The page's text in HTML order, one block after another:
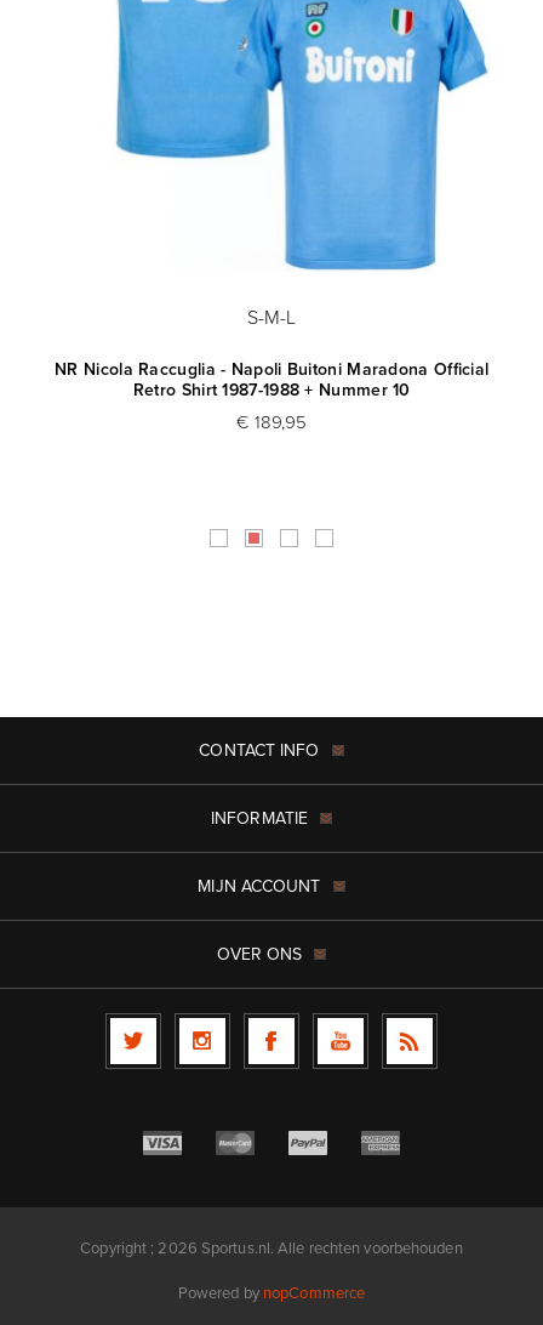
S-M-L
NR Nicola Raccuglia - Napoli Buitoni Maradona Official
Retro Shirt 1987-1988 + Nummer 10
€ 189,95
CONTACT INFO
INFORMATIE
MIJN ACCOUNT
OVER ONS
Copyright ; 2026 Sportus.nl. Alle rechten voorbehouden
Powered by nopCommerce